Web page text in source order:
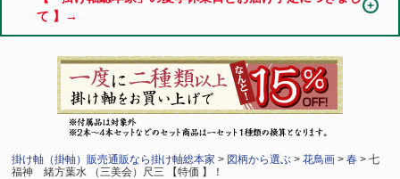
て 】→
掛け軸（掛軸）販売通販なら掛け軸総本家 > 図柄から選ぶ >花鳥画 >春 > 七
福神 緒方葉水 （三美会）尺三 【特価 】！